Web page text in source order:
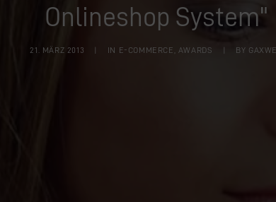
Onlineshop System"
21. MÄRZ 2013 | IN E-COMMERCE AWARDS | BY